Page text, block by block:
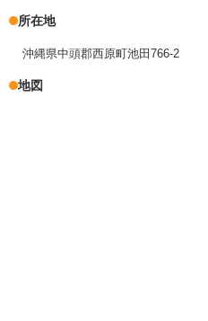
所在地
沖縄県中頭郡西原町池田766-2
地図